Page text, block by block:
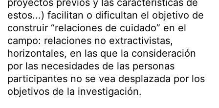
proyectos previos y las características de
estos...) facilitan o dificultan el objetivo de
construir “relaciones de cuidado” en el
campo: relaciones no extractivistas,
horizontales, en las que la consideración
por las necesidades de las personas
participantes no se vea desplazada por los
objetivos de la investigación.